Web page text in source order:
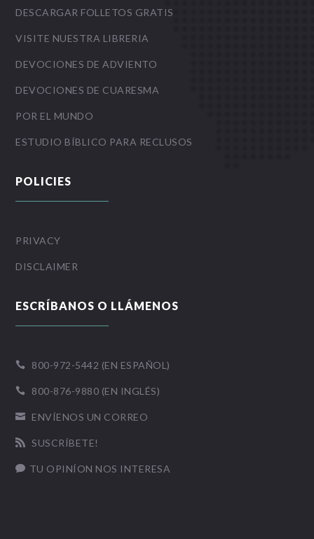
DESCARGAR FOLLETOS GRATIS
VISITE NUESTRA LIBRERIA
DEVOCIONES DE ADVIENTO
DEVOCIONES DE CUARESMA
POR EL MUNDO
ESTUDIO BÍBLICO PARA RECLUSOS
POLICIES
PRIVACY
DISCLAIMER
ESCRÍBANOS O LLÁMENOS
 800-972-5442 (EN ESPAÑOL)
 800-876-9880 (EN INGLÉS)
 ENVÍENOS UN CORREO
 SUSCRÍBETE!
 TU OPINÍON NOS INTERESA